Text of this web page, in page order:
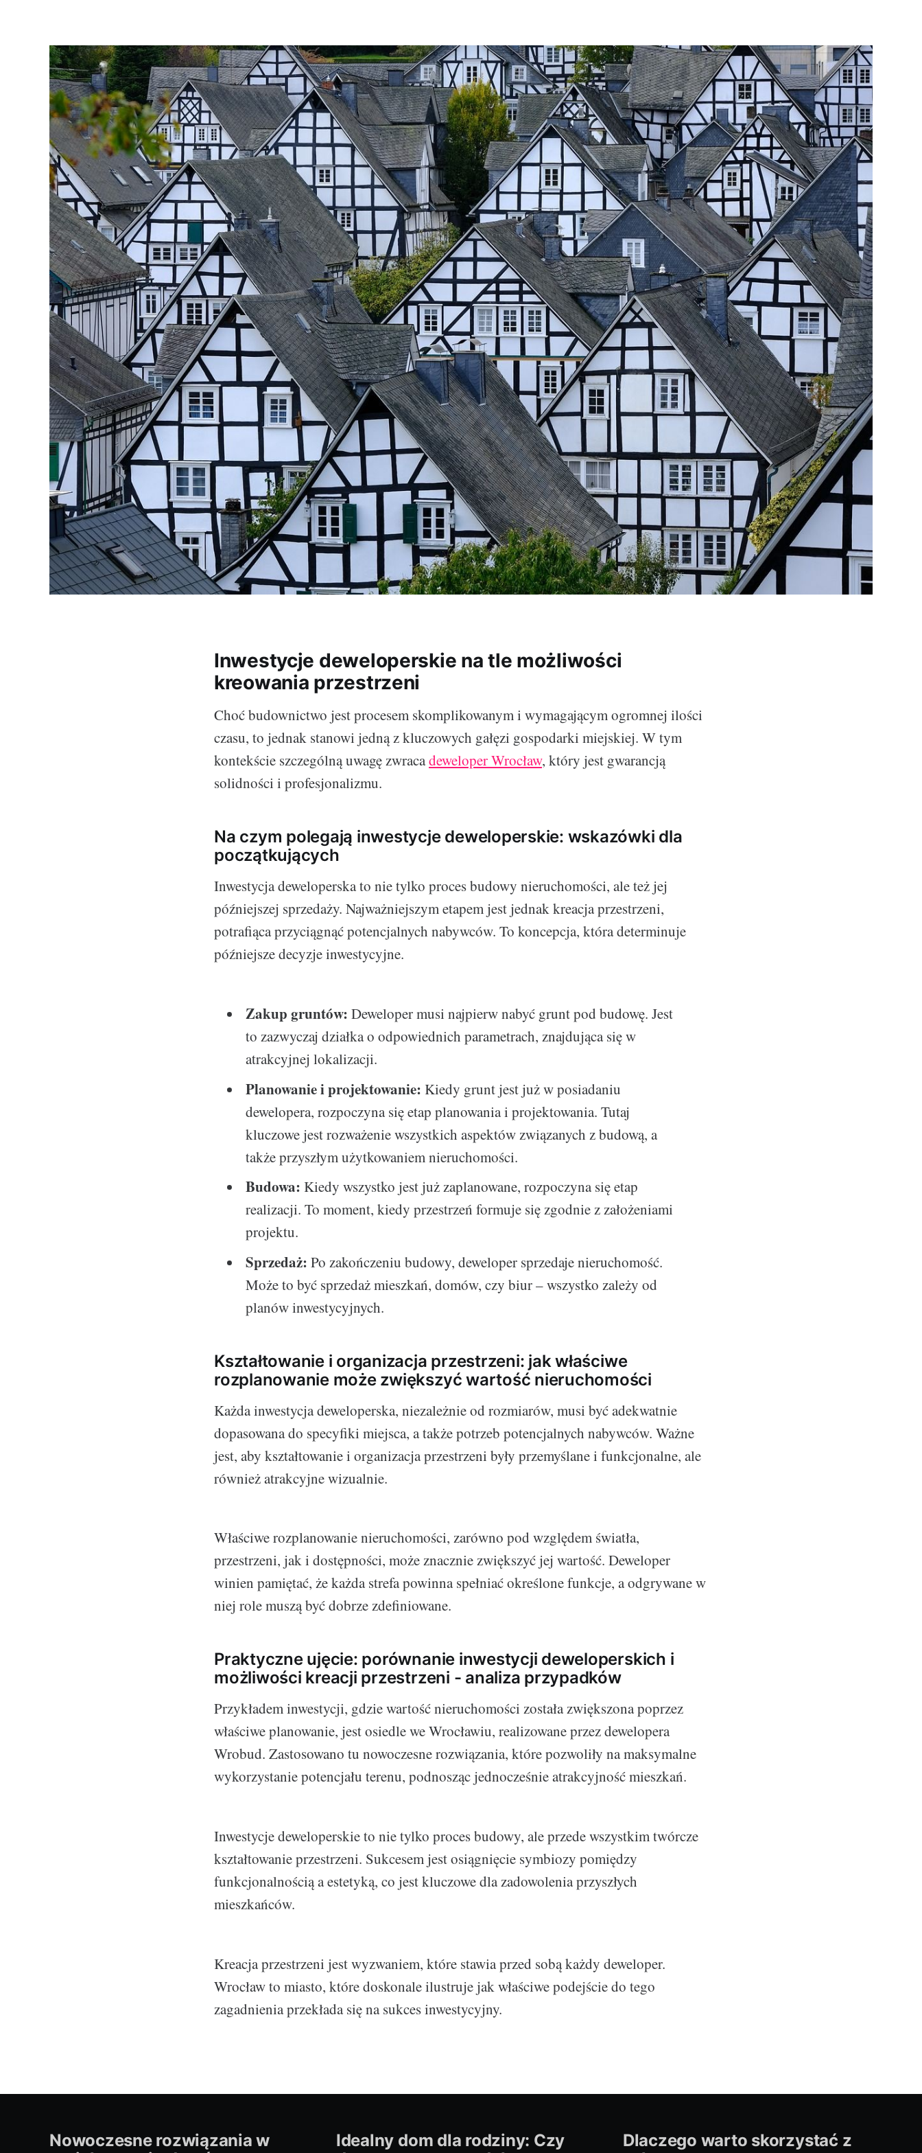
Inwestycje deweloperskie na tle możliwości
kreowania przestrzeni
Choć budownictwo jest procesem skomplikowanym i wymagającym ogromnej ilości
czasu, to jednak stanowi jedną z kluczowych gałęzi gospodarki miejskiej. W tym
kontekście szczególną uwagę zwracadeweloper Wrocław, który jest gwarancją
solidności i profesjonalizmu.
Na czym polegają inwestycje deweloperskie: wskazówki dla
początkujących
Inwestycja deweloperska to nie tylko proces budowy nieruchomości, ale też jej
późniejszej sprzedaży. Najważniejszym etapem jest jednak kreacja przestrzeni,
potrafiąca przyciągnąć potencjalnych nabywców. To koncepcja, która determinuje
późniejsze decyzje inwestycyjne.
Zakup gruntów: Deweloper musi najpierw nabyć grunt pod budowę. Jest
to zazwyczaj działka o odpowiednich parametrach, znajdująca się w
atrakcyjnej lokalizacji.
Planowanie i projektowanie: Kiedy grunt jest już w posiadaniu
dewelopera, rozpoczyna się etap planowania i projektowania. Tutaj
kluczowe jest rozważenie wszystkich aspektów związanych z budową, a
także przyszłym użytkowaniem nieruchomości.
Budowa: Kiedy wszystko jest już zaplanowane, rozpoczyna się etap
realizacji. To moment, kiedy przestrzeń formuje się zgodnie z założeniami
projektu.
Sprzedaż: Po zakończeniu budowy, deweloper sprzedaje nieruchomość.
Może to być sprzedaż mieszkań, domów, czy biur – wszystko zależy od
planów inwestycyjnych.
Kształtowanie i organizacja przestrzeni: jak właściwe
rozplanowanie może zwiększyć wartość nieruchomości
Każda inwestycja deweloperska, niezależnie od rozmiarów, musi być adekwatnie
dopasowana do specyfiki miejsca, a także potrzeb potencjalnych nabywców. Ważne
jest, aby kształtowanie i organizacja przestrzeni były przemyślane i funkcjonalne, ale
również atrakcyjne wizualnie.
Właściwe rozplanowanie nieruchomości, zarówno pod względem światła,
przestrzeni, jak i dostępności, może znacznie zwiększyć jej wartość. Deweloper
winien pamiętać, że każda strefa powinna spełniać określone funkcje, a odgrywane w
niej role muszą być dobrze zdefiniowane.
Praktyczne ujęcie: porównanie inwestycji deweloperskich i
możliwości kreacji przestrzeni - analiza przypadków
Przykładem inwestycji, gdzie wartość nieruchomości została zwiększona poprzez
właściwe planowanie, jest osiedle we Wrocławiu, realizowane przez dewelopera
Wrobud. Zastosowano tu nowoczesne rozwiązania, które pozwoliły na maksymalne
wykorzystanie potencjału terenu, podnosząc jednocześnie atrakcyjność mieszkań.
Inwestycje deweloperskie to nie tylko proces budowy, ale przede wszystkim twórcze
kształtowanie przestrzeni. Sukcesem jest osiągnięcie symbiozy pomiędzy
funkcjonalnością a estetyką, co jest kluczowe dla zadowolenia przyszłych
mieszkańców.
Kreacja przestrzeni jest wyzwaniem, które stawia przed sobą każdy deweloper.
Wrocław to miasto, które doskonale ilustruje jak właściwe podejście do tego
zagadnienia przekłada się na sukces inwestycyjny.
Nowoczesne rozwiązania w
Idealny dom dla rodziny: Czy
Dlaczego warto skorzystać z